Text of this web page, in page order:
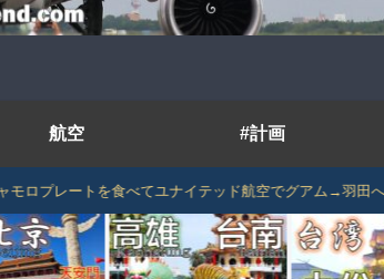
航空 #計画
食べてユナイテッド航空でグアム→羽田へUA849便搭乗›